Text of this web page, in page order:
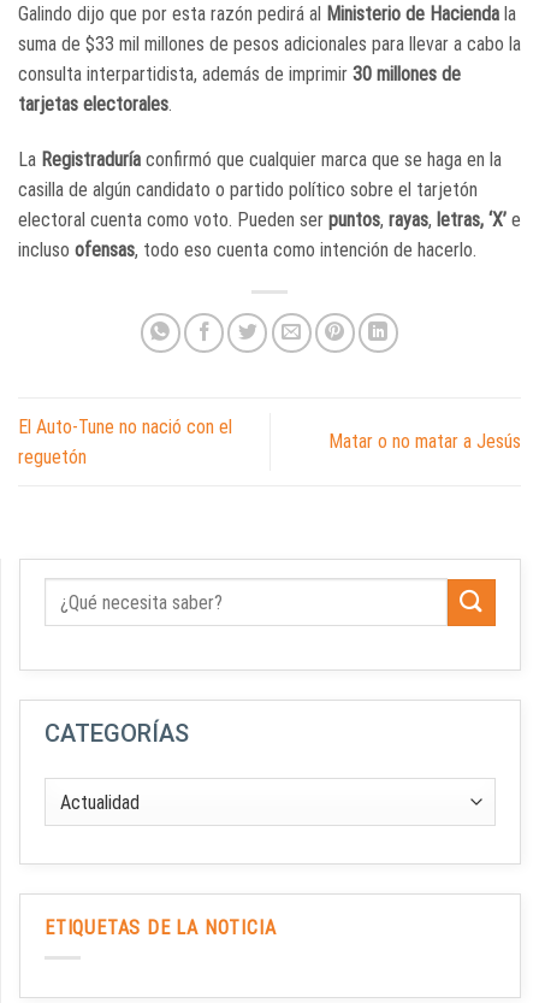
Galindo dijo que por esta razón pedirá al Ministerio de Hacienda la
suma de $33 mil millones de pesos adicionales para llevar a cabo la
consulta interpartidista, además de imprimir 30 millones de
tarjetas electorales.
La Registraduría confirmó que cualquier marca que se haga en la
casilla de algún candidato o partido político sobre el tarjetón
electoral cuenta como voto. Pueden ser puntos, rayas, letras, ‘X’ e
incluso ofensas, todo eso cuenta como intención de hacerlo.
El Auto-Tune no nació con el
reguetón
Matar o no matar a Jesús
CATEGORÍAS
ETIQUETAS DE LA NOTICIA